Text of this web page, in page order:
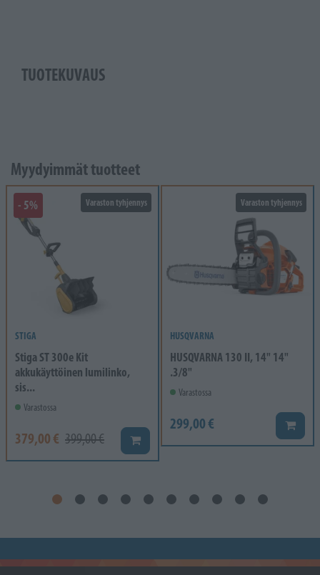
TUOTEKUVAUS
Myydyimmät tuotteet
Varaston tyhjennys
- 5%
STIGA
Stiga ST 300e Kit
akkukäyttöinen lumilinko,
sis...
Varastossa
379,00 € 399,00 € Lisää koriin
Varaston tyhjennys
HUSQVARNA
HUSQVARNA 130 II, 14" 14"
.3/8"
Varastossa
299,00 € Lisää